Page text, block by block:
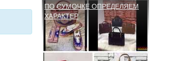
ПО СУМОЧКЕ ОПРЕДЕЛЯЕМ
ХАРАКТЕР